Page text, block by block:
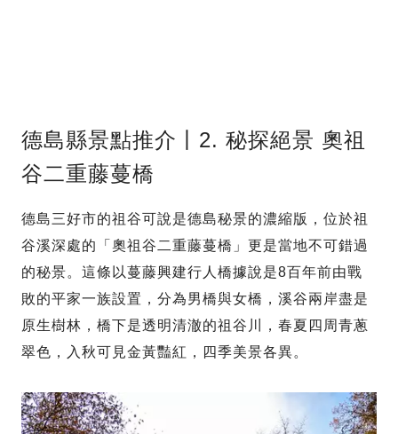
德島縣景點推介丨2. 秘探絕景 奧祖
谷二重藤蔓橋
德島三好市的祖谷可說是德島秘景的濃縮版，位於祖
谷溪深處的「奧祖谷二重藤蔓橋」更是當地不可錯過
的秘景。這條以蔓藤興建行人橋據說是8百年前由戰
敗的平家一族設置，分為男橋與女橋，溪谷兩岸盡是
原生樹林，橋下是透明清澈的祖谷川，春夏四周青蔥
翠色，入秋可見金黃豔紅，四季美景各異。